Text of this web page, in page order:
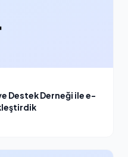
Destek Derneği ile e-